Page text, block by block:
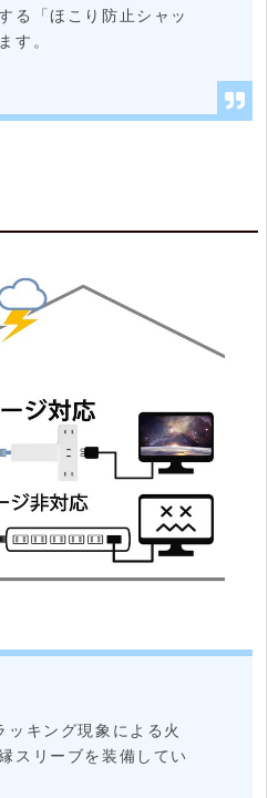
る「ほこり防止シャッ
す。
ッキング現象による火
スリーブを装備してい